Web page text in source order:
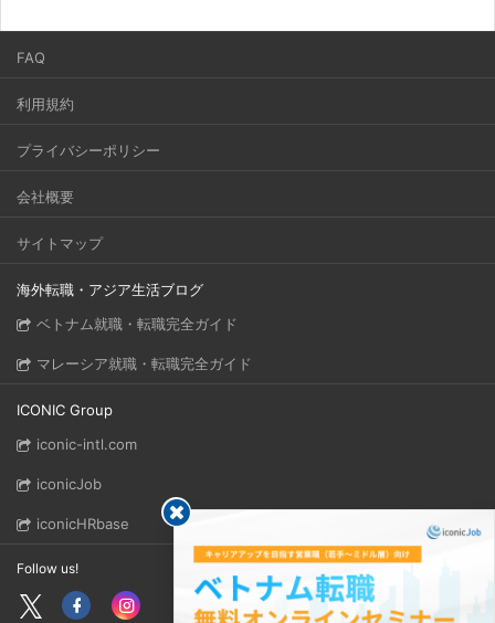
FAQ
利用規約
プライバシーポリシー
会社概要
サイトマップ
海外転職・アジア生活ブログ
ベトナム就職・転職完全ガイド
マレーシア就職・転職完全ガイド
ICONIC Group
iconic-intl.com
iconicJob
iconicHRbase
Follow us!